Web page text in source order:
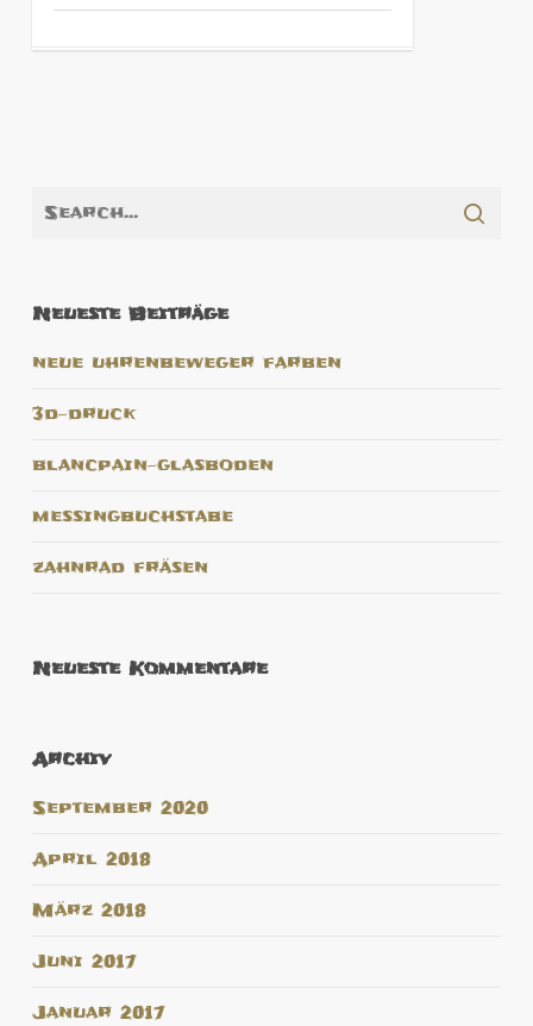
Neueste Beiträge
neue uhrenbeweger farben
3d-druck
blancpain-glasboden
messingbuchstabe
zahnrad fräsen
Neueste Kommentare
Archiv
September 2020
April 2018
März 2018
Juni 2017
Januar 2017